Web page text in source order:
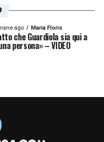
ago Maria Floris
che Guardiola sia qui a
persona» – VIDEO